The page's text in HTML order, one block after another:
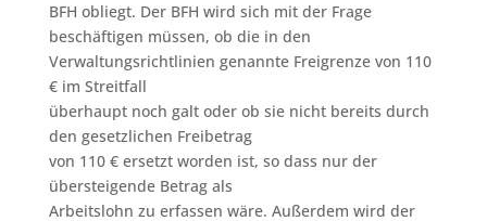
BFH obliegt. Der BFH wird sich mit der Frage
beschäftigen müssen, ob die in den
Verwaltungsrichtlinien genannte Freigrenze von 110
€ im Streitfall
überhaupt noch galt oder ob sie nicht bereits durch
den gesetzlichen Freibetrag
von 110 € ersetzt worden ist, so dass nur der
übersteigende Betrag als
Arbeitslohn zu erfassen wäre. Außerdem wird der